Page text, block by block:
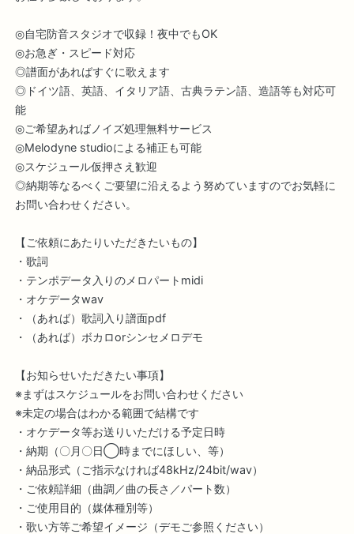
◎自宅防音スタジオで収録！夜中でもOK
◎お急ぎ・スピード対応
◎譜面があればすぐに歌えます
◎ドイツ語、英語、イタリア語、古典ラテン語、造語等も対応可
能
◎ご希望あればノイズ処理無料サービス
◎Melodyne studioによる補正も可能
◎スケジュール仮押さえ歓迎
◎納期等なるべくご要望に沿えるよう努めていますのでお気軽に
お問い合わせください。
【ご依頼にあたりいただきたいもの】
・歌詞
・テンポデータ入りのメロパートmidi
・オケデータwav
・（あれば）歌詞入り譜面pdf
・（あれば）ボカロorシンセメロデモ
【お知らせいただきたい事項】
※まずはスケジュールをお問い合わせください
※未定の場合はわかる範囲で結構です
・オケデータ等お送りいただける予定日時
・納期（〇月〇日◯時までにほしい、等）
・納品形式（ご指示なければ48kHz/24bit/wav）
・ご依頼詳細（曲調／曲の長さ／パート数）
・ご使用目的（媒体種別等）
・歌い方等ご希望イメージ（デモご参照ください）